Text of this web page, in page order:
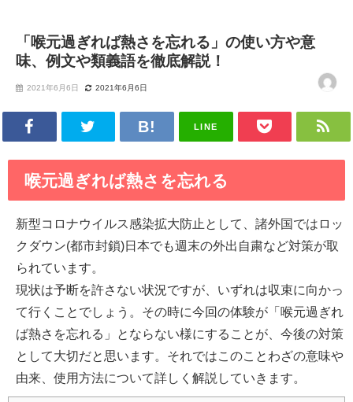
「喉元過ぎれば熱さを忘れる」の使い方や意
味、例文や類義語を徹底解説！
2021年6月6日 2021年6月6日
LINE
喉元過ぎれば熱さを忘れる
新型コロナウイルス感染拡大防止として、諸外国ではロッ
クダウン(都市封鎖)日本でも週末の外出自粛など対策が取
られています。
現状は予断を許さない状況ですが、いずれは収束に向かっ
て行くことでしょう。その時に今回の体験が「喉元過ぎれ
ば熱さを忘れる」とならない様にすることが、今後の対策
として大切だと思います。それではこのことわざの意味や
由来、使用方法について詳しく解説していきます。